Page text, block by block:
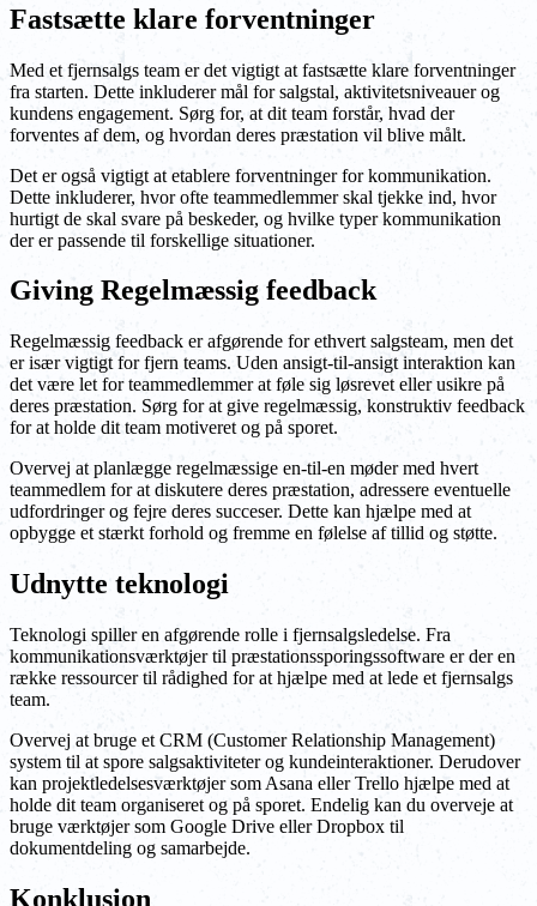
Fastsætte klare forventninger
Med et fjernsalgs team er det vigtigt at fastsætte klare forventninger
fra starten. Dette inkluderer mål for salgstal, aktivitetsniveauer og
kundens engagement. Sørg for, at dit team forstår, hvad der
forventes af dem, og hvordan deres præstation vil blive målt.
Det er også vigtigt at etablere forventninger for kommunikation.
Dette inkluderer, hvor ofte teammedlemmer skal tjekke ind, hvor
hurtigt de skal svare på beskeder, og hvilke typer kommunikation
der er passende til forskellige situationer.
Giving Regelmæssig feedback
Regelmæssig feedback er afgørende for ethvert salgsteam, men det
er især vigtigt for fjern teams. Uden ansigt-til-ansigt interaktion kan
det være let for teammedlemmer at føle sig løsrevet eller usikre på
deres præstation. Sørg for at give regelmæssig, konstruktiv feedback
for at holde dit team motiveret og på sporet.
Overvej at planlægge regelmæssige en-til-en møder med hvert
teammedlem for at diskutere deres præstation, adressere eventuelle
udfordringer og fejre deres succeser. Dette kan hjælpe med at
opbygge et stærkt forhold og fremme en følelse af tillid og støtte.
Udnytte teknologi
Teknologi spiller en afgørende rolle i fjernsalgsledelse. Fra
kommunikationsværktøjer til præstationssporingssoftware er der en
række ressourcer til rådighed for at hjælpe med at lede et fjernsalgs
team.
Overvej at bruge et CRM (Customer Relationship Management)
system til at spore salgsaktiviteter og kundeinteraktioner. Derudover
kan projektledelsesværktøjer som Asana eller Trello hjælpe med at
holde dit team organiseret og på sporet. Endelig kan du overveje at
bruge værktøjer som Google Drive eller Dropbox til
dokumentdeling og samarbejde.
Konklusion